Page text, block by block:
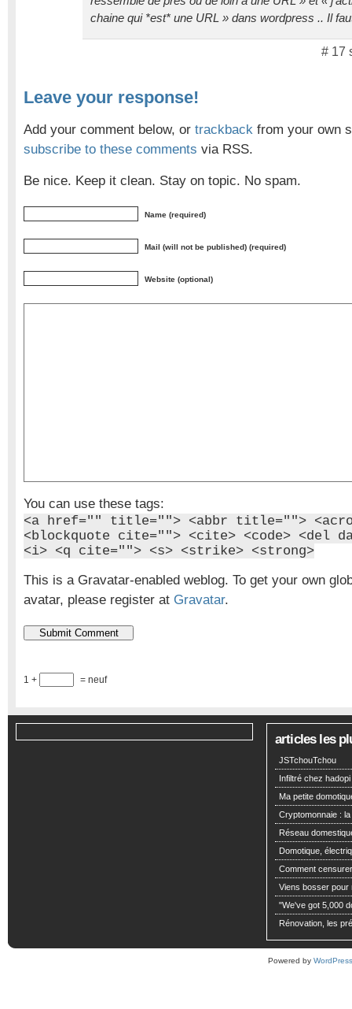
chaine qui *est* une URL » dans wordpress .. Il
# 17
Leave your response!
Add your comment below, or trackback from your own
subscribe to these comments via RSS.
Be nice. Keep it clean. Stay on topic. No spam.
Name (required)
Mail (will not be published) (required)
Website (optional)
You can use these tags:
<a href="" title=""> <abbr title="">
<blockquote cite=""> <cite> <code> <del
<i> <q cite=""> <s> <strike> <strong>
This is a Gravatar-enabled weblog. To get your own
avatar, please register at Gravatar.
1 + = neuf
articles les
JSTchouTchou
Infiltré chez hadopi
Ma petite
Cryptomonnaie :
Réseau
Domotique,
Comment
Viens bosser pour
"We've got 5,000
Rénovation, les
Powered by WordPress